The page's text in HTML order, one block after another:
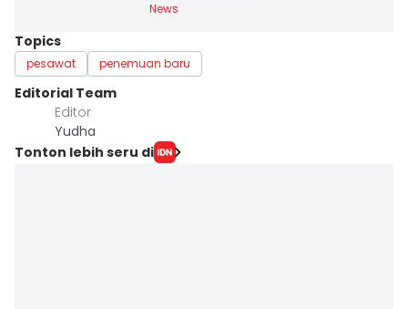
News
Topics
pesawat penemuan baru
Editorial Team
Editor
Yudha ‎
Tonton lebih seru di